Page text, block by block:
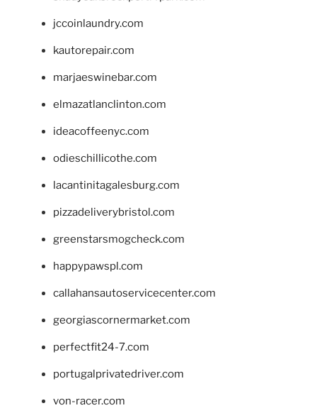
jccoinlaundry.com
kautorepair.com
marjaeswinebar.com
elmazatlanclinton.com
ideacoffeenyc.com
odieschillicothe.com
lacantinitagalesburg.com
pizzadeliverybristol.com
greenstarsmogcheck.com
happypawspl.com
callahansautoservicecenter.com
georgiascornermarket.com
perfectfit24-7.com
portugalprivatedriver.com
von-racer.com